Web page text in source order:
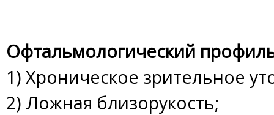
Офтальмологический
1) Хроническое зрительное
2) Ложная близорукость;